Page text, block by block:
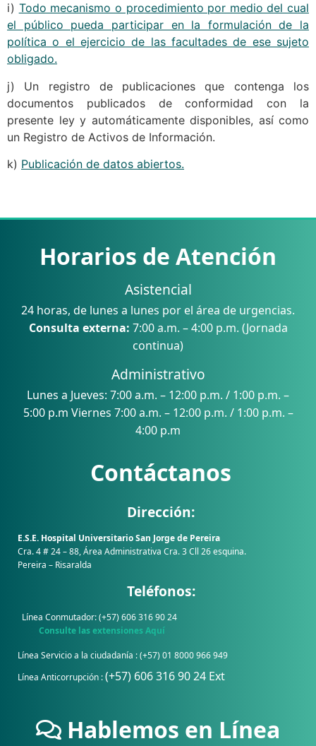
i) Todo mecanismo o procedimiento por medio del cual
el público pueda participar en la formulación de la
política o el ejercicio de las facultades de ese sujeto
obligado.
j) Un registro de publicaciones que contenga los
documentos publicados de conformidad con la
presente ley y automáticamente disponibles, así como
un Registro de Activos de Información.
k) Publicación de datos abiertos.
Horarios de Atención
Asistencial
24 horas, de lunes a lunes por el área de urgencias.
Consulta externa: 7:00 a.m. – 4:00 p.m. (Jornada
continua)
Administrativo
Lunes a Jueves: 7:00 a.m. – 12:00 p.m. / 1:00 p.m. –
5:00 p.m Viernes 7:00 a.m. – 12:00 p.m. / 1:00 p.m. –
4:00 p.m
Contáctanos
Dirección:
E.S.E. Hospital Universitario San Jorge de Pereira
Cra. 4 # 24 – 88, Área Administrativa Cra. 3 Cll 26 esquina.
Pereira – Risaralda
Teléfonos:
Línea Conmutador: (+57) 606 316 90 24
Consulte las extensiones Aquí
Línea Servicio a la ciudadanía : (+57) 01 8000 966 949
Línea Anticorrupción :(+57) 606 316 90 24 Ext
Hablemos en Línea